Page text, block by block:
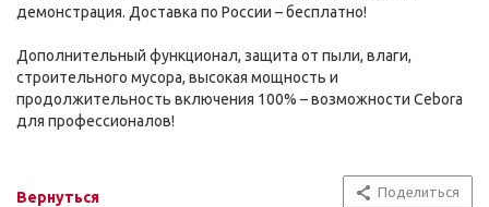
демонстрация. Доставка по России – бесплатно!
Дополнительный функционал, защита от пыли, влаги,
строительного мусора, высокая мощность и
продолжительность включения 100% – возможности Cebora
для профессионалов!
Вернуться Поделиться